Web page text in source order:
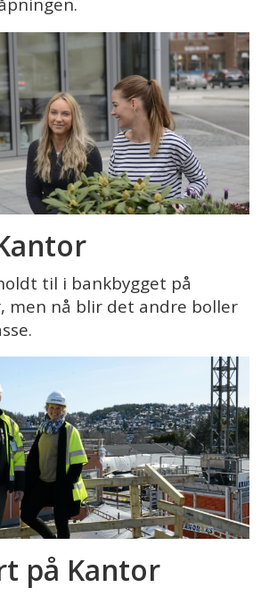
til i bankbygget på
men nå blir det andre boller
på Kantor